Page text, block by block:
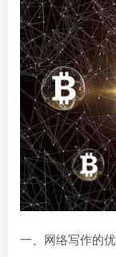
一、网络写作的